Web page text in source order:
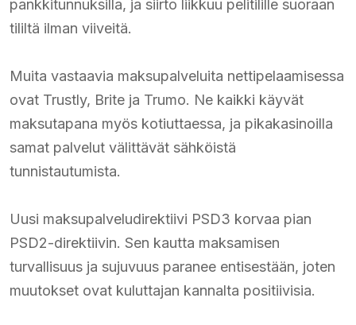
pankkitunnuksilla, ja siirto liikkuu pelitilille suoraan
tililtä ilman viiveitä.
Muita vastaavia maksupalveluita nettipelaamisessa
ovat Trustly, Brite ja Trumo. Ne kaikki käyvät
maksutapana myös kotiuttaessa, ja pikakasinoilla
samat palvelut välittävät sähköistä
tunnistautumista.
Uusi maksupalveludirektiivi PSD3 korvaa pian
PSD2-direktiivin. Sen kautta maksamisen
turvallisuus ja sujuvuus paranee entisestään, joten
muutokset ovat kuluttajan kannalta positiivisia.